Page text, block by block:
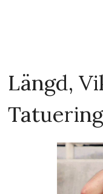
Längd,